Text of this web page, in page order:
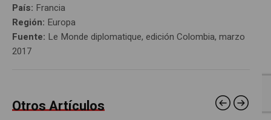
País: Francia
Región: Europa
Fuente: Le Monde diplomatique, edición Colombia, marzo
2017
Otros Artículos